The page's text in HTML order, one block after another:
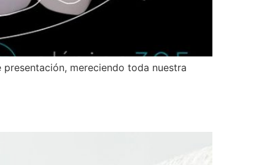
mereciendo toda nuestra